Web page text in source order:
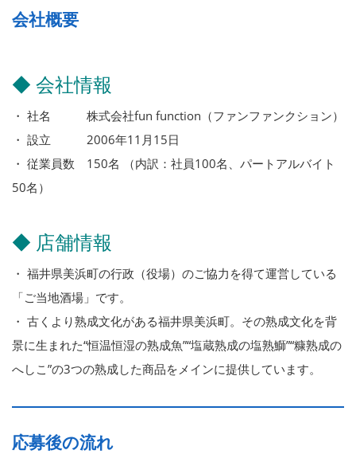
会社概要
◆ 会社情報
・ 社名 株式会社fun function（ファンファンクション）
・ 設立 2006年11月15日
・ 従業員数 150名 （内訳：社員100名、パートアルバイト
50名）
◆ 店舗情報
・ 福井県美浜町の行政（役場）のご協力を得て運営している
「ご当地酒場」です。
・ 古くより熟成文化がある福井県美浜町。その熟成文化を背
景に生まれた“恒温恒湿の熟成魚”“塩蔵熟成の塩熟鰤”“糠熟成の
へしこ”の3つの熟成した商品をメインに提供しています。
応募後の流れ